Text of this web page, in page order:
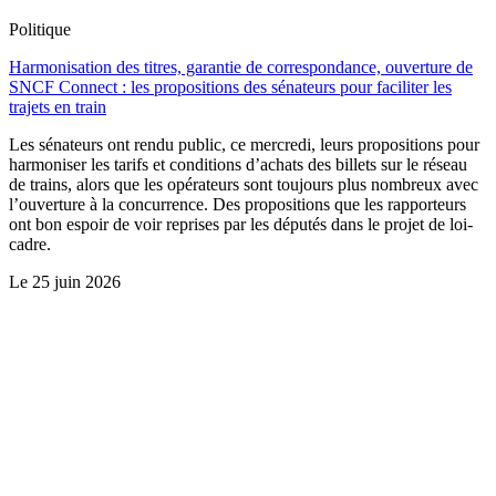
Politique
Harmonisation des titres, garantie de correspondance, ouverture de
SNCF Connect : les propositions des sénateurs pour faciliter les
trajets en train
Les sénateurs ont rendu public, ce mercredi, leurs propositions pour
harmoniser les tarifs et conditions d’achats des billets sur le réseau
de trains, alors que les opérateurs sont toujours plus nombreux avec
l’ouverture à la concurrence. Des propositions que les rapporteurs
ont bon espoir de voir reprises par les députés dans le projet de loi-
cadre.
Le 25 juin 2026